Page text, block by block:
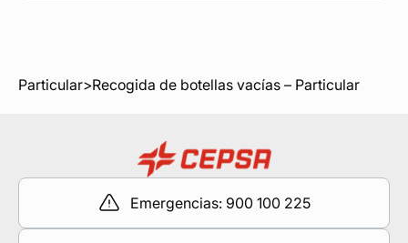
Particular>Recogida de botellas vacías – Particular
Emergencias: 900 100 225